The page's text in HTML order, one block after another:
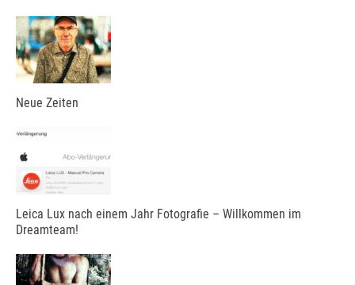
Neue Zeiten
Leica Lux nach einem Jahr Fotografie – Willkommen im
Dreamteam!